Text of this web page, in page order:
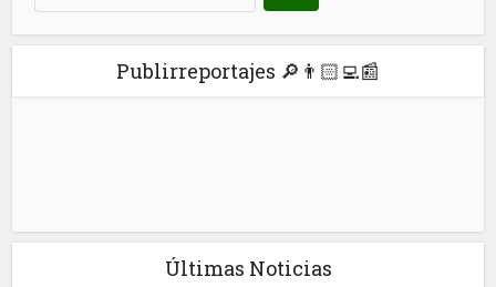
Publirreportajes 🔎👨🏻‍💻📰
Últimas Noticias